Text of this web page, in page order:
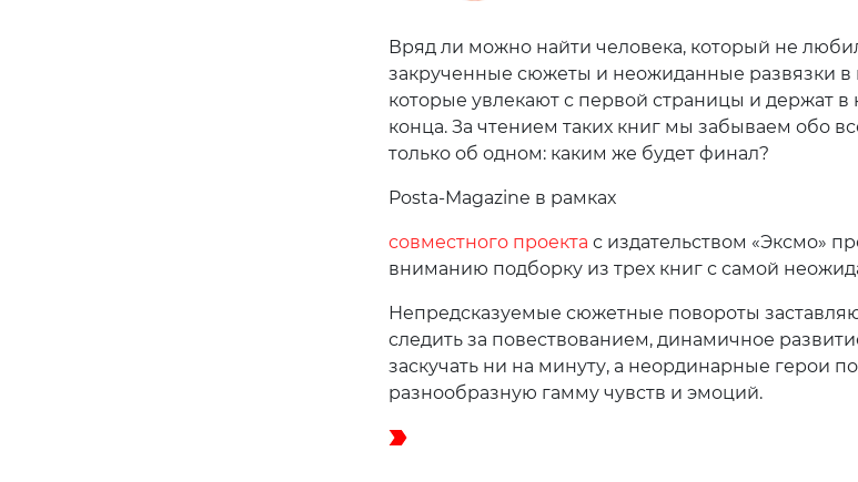
Вряд ли можно найти человека, который не
закрученные сюжеты и неожиданные развязки в
которые увлекают с первой страницы и держат
конца. За чтением таких книг мы забываем обо
только об одном: каким же будет финал?
Posta-Magazine в рамках
совместного проекта с издательством «Эксмо»
вниманию подборку из трех книг с самой
Непредсказуемые сюжетные повороты
следить за повествованием, динамичное
заскучать ни на минуту, а неординарные герои
разнообразную гамму чувств и эмоций.